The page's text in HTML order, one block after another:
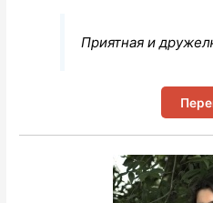
Приятная и